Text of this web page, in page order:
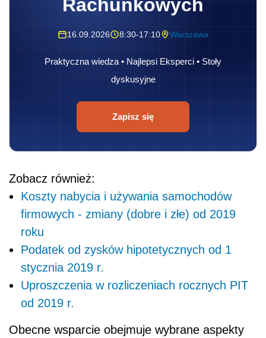
Rachunkowych
16.09.2026 8:30-17:10 Warszawa
Praktyczna wiedza • Najlepsi Eksperci • Stoły
dyskusyjne
Zapisz się
Zobacz również:
Koszty nabycia i używania samochodów
firmowych - zmiany (dobre i złe) od 2019
roku
Podatek od zysków hipotetycznych od 1
stycznia 2019 r.
Uproszczenia w rozliczeniach rocznych PIT
od 2019 r.
Obecne wsparcie obejmuje wybrane aspekty